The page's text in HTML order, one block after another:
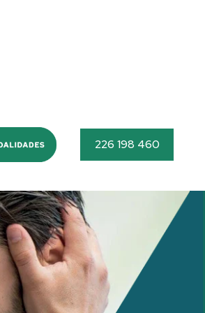
Menu 226 198 460